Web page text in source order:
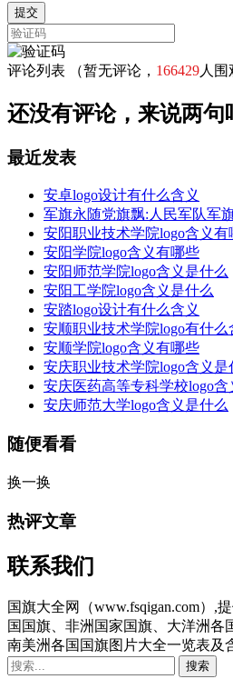
评论列表 （暂无评论， 166429人围
还没有评论，来说两句
最近发表
安卓logo设计有什么含义
军旗永随党旗飘:人民军队军
安阳职业技术学院logo含义有
安阳学院logo含义有哪些
安阳师范学院logo含义是什么
安阳工学院logo含义是什么
安踏logo设计有什么含义
安顺职业技术学院logo有什么
安顺学院logo含义有哪些
安庆职业技术学院logo含义是
安庆医药高等专科学校logo含
安庆师范大学logo含义是什么
随便看看
换一换
热评文章
联系我们
国旗大全网（www.fsqigan.com）,
国国旗、非洲国家国旗、大洋洲各
南美洲各国国旗图片大全一览表及